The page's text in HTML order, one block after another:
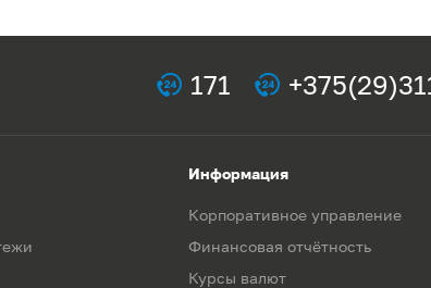
171
Информация
Корпоративное управление
Финансовая отчётность
Курсы валют